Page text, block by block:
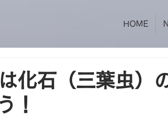
HOME
化石（三葉虫）
！